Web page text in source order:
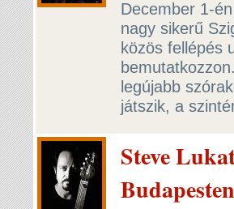
December 1-
nagy sikerű
közös fellépés
legújabb
játszik, a
Steve
Budapesten